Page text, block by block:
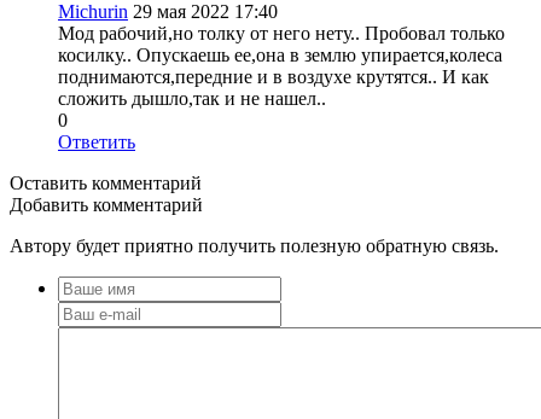
Michurin 29 мая 2022 17:40
Мод рабочий,но толку от него нету.. Пробовал только
косилку.. Опускаешь ее,она в землю упирается,колеса
поднимаются,передние и в воздухе крутятся.. И как
сложить дышло,так и не нашел..
0
Ответить
Оставить комментарий
Добавить комментарий
Автору будет приятно получить полезную обратную связь.